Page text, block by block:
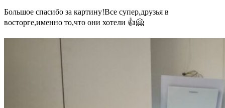
Большое спасибо за картину!Все супер,друзья в
восторге,именно то,что они хотели 👍🤗